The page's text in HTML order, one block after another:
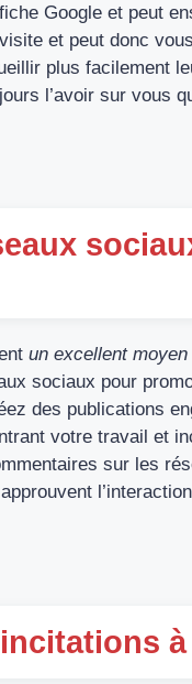
Google et peut
et peut donc
plus facilement
l’avoir sur vous
un excellent
sociaux pour
des publications
votre travail et
sur les